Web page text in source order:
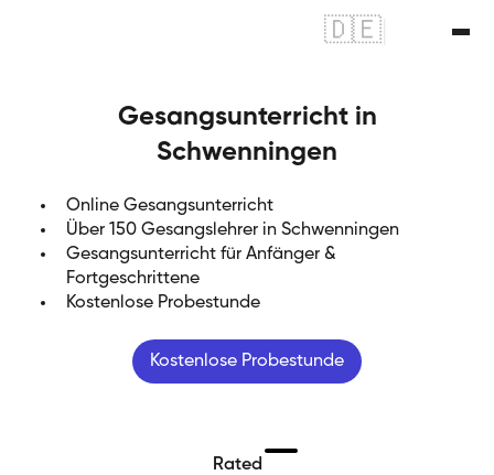
🇩🇪
Gesangsunterricht in
Schwenningen
Online Gesangsunterricht
Über 150 Gesangslehrer in Schwenningen
Gesangsunterricht für Anfänger &
Fortgeschrittene
Kostenlose Probestunde
Kostenlose Probestunde
Rated